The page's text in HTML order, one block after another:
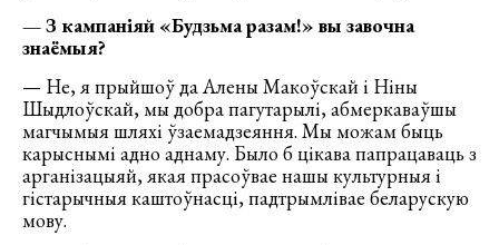
— З кампаніяй «Будзьма разам!» вы завочна
знаёмыя?
— Не, я прыйшоў да Алены Макоўскай і Ніны
Шыдлоўскай, мы добра пагутарылі, абмеркаваўшы
магчымыя шляхі ўзаемадзеяння. Мы можам быць
карыснымі адно аднаму. Было б цікава папрацаваць з
арганізацыяй, якая прасоўвае нашы культурныя і
гістарычныя каштоўнасці, падтрымлівае беларускую
мову.